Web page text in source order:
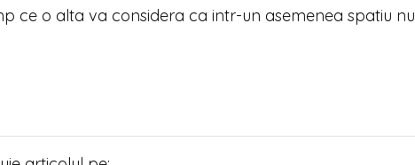
ce o alta va considera ca intr-un asemenea spatiu nu